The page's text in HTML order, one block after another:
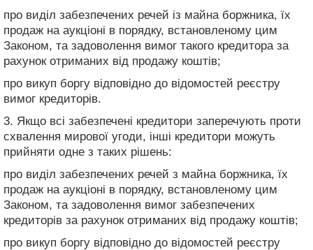
про виділ забезпечених речей із майна боржника, їх
продаж на аукціоні в порядку, встановленому цим
Законом, та задоволення вимог такого кредитора за
рахунок отриманих від продажу коштів;
про викуп боргу відповідно до відомостей реєстру
вимог кредиторів.
3. Якщо всі забезпечені кредитори заперечують проти
схвалення мирової угоди, інші кредитори можуть
прийняти одне з таких рішень:
про виділ забезпечених речей з майна боржника, їх
продаж на аукціоні в порядку, встановленому цим
Законом, та задоволення вимог забезпечених
кредиторів за рахунок отриманих від продажу коштів;
про викуп боргу відповідно до відомостей реєстру